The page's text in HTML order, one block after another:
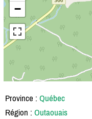
−
Province : Québec
Région : Outaouais